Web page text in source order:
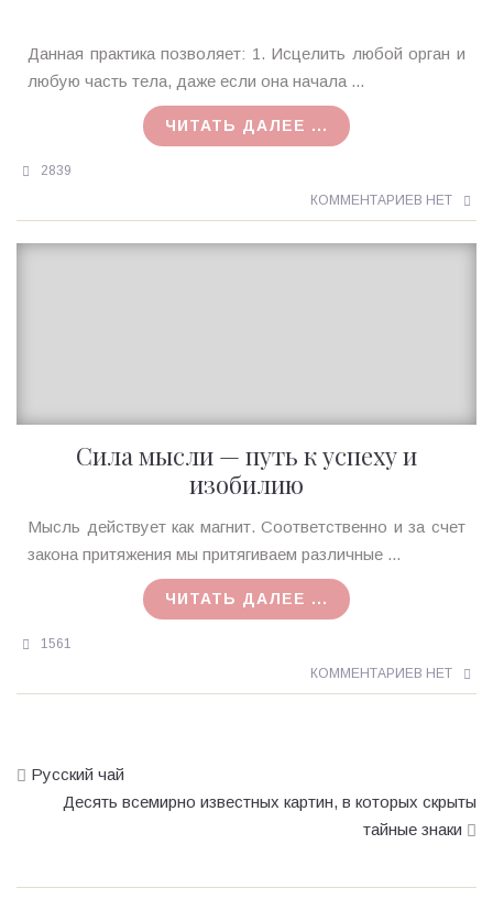
Ирина
MagicTantra
Данная практика позволяет: 1. Исцелить любой орган и
любую часть тела, даже если она начала ...
ЧИТАТЬ ДАЛЕЕ ...
2839
КОММЕНТАРИЕВ НЕТ
Сила мысли — путь к успеху и
изобилию
Ирина
MagicTantra
Мысль действует как магнит. Соответственно и за счет
закона притяжения мы притягиваем различные ...
ЧИТАТЬ ДАЛЕЕ ...
1561
КОММЕНТАРИЕВ НЕТ
Русский чай
Десять всемирно известных картин, в которых скрыты
тайные знаки